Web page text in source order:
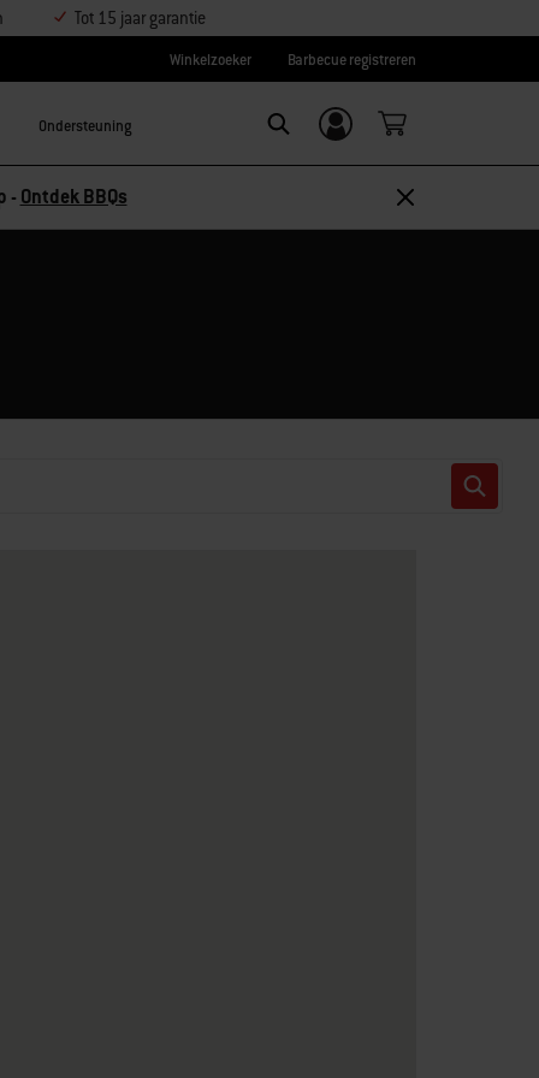
Tot 15 jaar garantie
Winkelzoeker Barbecue registreren
Ondersteuning
Inloggen/
aanmelden
- Ontdek BBQs